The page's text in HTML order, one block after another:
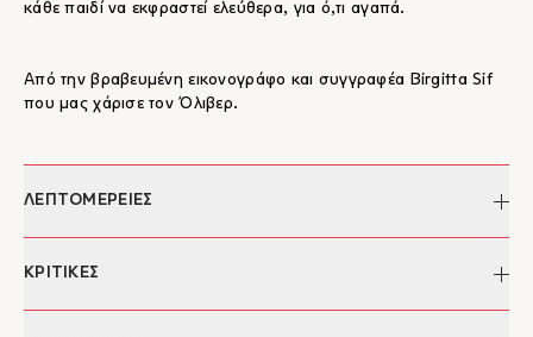
κάθε παιδί να εκφραστεί ελεύθερα, για ό,τι αγαπά.
Από την βραβευμένη εικονογράφο και συγγραφέα Birgitta Sif
που μας χάρισε τον Όλιβερ.
ΛΕΠΤΟΜΕΡΕΙΕΣ
Συγγραφέας:
ΚΡΙΤΙΚΕΣ